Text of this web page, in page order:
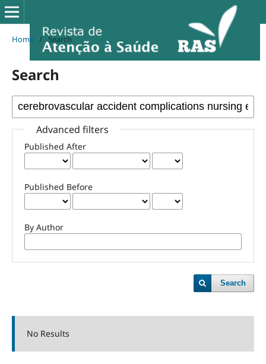
Home / Search
Search
Advanced filters
Published After
Published Before
By Author
Search
No Results